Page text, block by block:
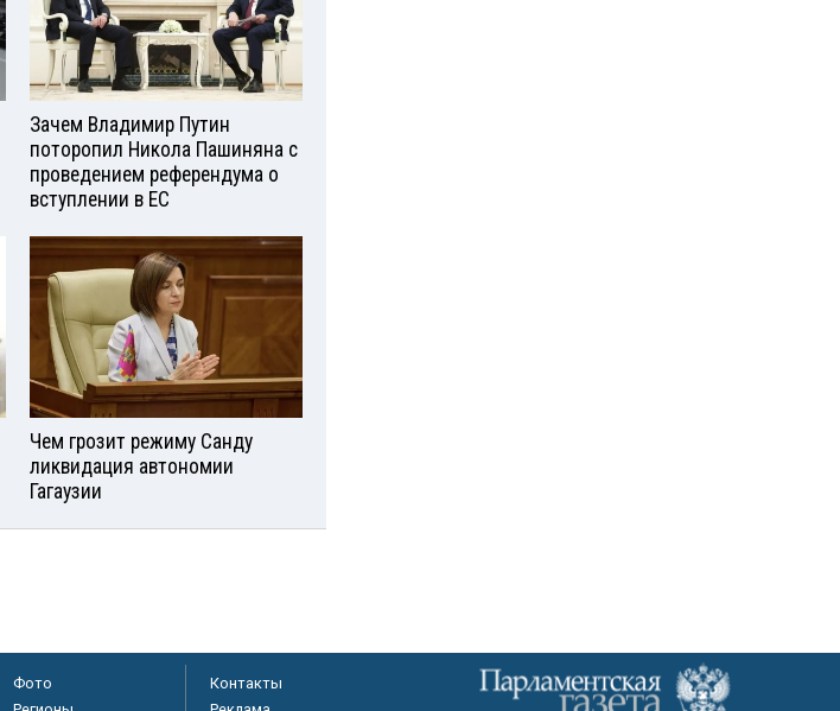
Зачем Владимир Путин
поторопил Никола Пашиняна с
проведением референдума о
вступлении в ЕС
Чем грозит режиму Санду
ликвидация автономии
Гагаузии
Фото
Контакты